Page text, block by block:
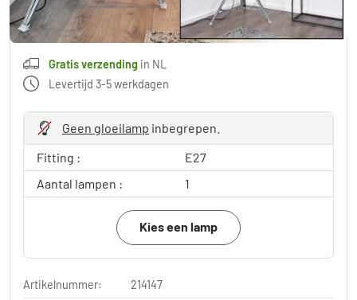
in winkelwagen
Gratis verzending in NL
Levertijd 3-5 werkdagen
Geen gloeilamp inbegrepen.
Fitting :
E27
Aantal lampen :
1
Kies een lamp
Artikelnummer:
214147